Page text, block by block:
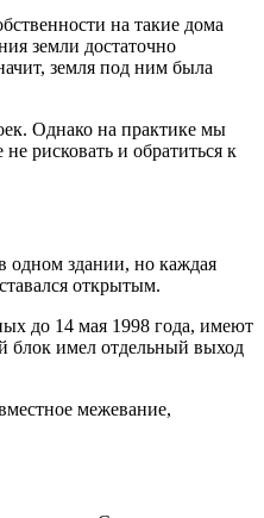
на такие дома
земли достаточно
земля под ним была
Однако на практике мы
рисковать и обратиться к
одном здании, но каждая
открытым.
до 14 мая 1998 года, имеют
блок имел отдельный выход
межевание,